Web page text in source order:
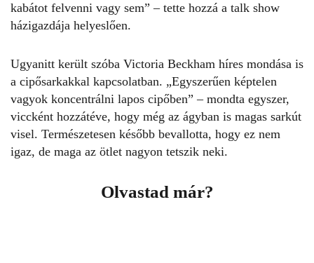
kabátot felvenni vagy sem” – tette hozzá a talk show
házigazdája helyeslően.
Ugyanitt került szóba Victoria Beckham híres mondása is
a cipősarkakkal kapcsolatban. „Egyszerűen képtelen
vagyok koncentrálni lapos cipőben” – mondta egyszer,
viccként hozzátéve, hogy még az ágyban is magas sarkút
visel. Természetesen később bevallotta, hogy ez nem
igaz, de maga az ötlet nagyon tetszik neki.
Olvastad már?